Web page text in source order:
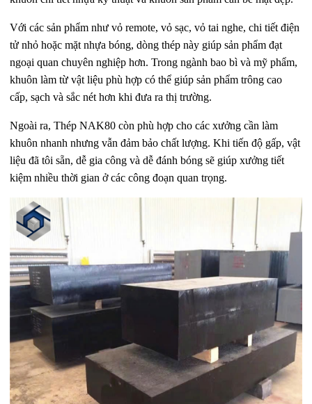
Với các sản phẩm như vỏ remote, vỏ sạc, vỏ tai nghe, chi tiết điện
tử nhỏ hoặc mặt nhựa bóng, dòng thép này giúp sản phẩm đạt
ngoại quan chuyên nghiệp hơn. Trong ngành bao bì và mỹ phẩm,
khuôn làm từ vật liệu phù hợp có thể giúp sản phẩm trông cao
cấp, sạch và sắc nét hơn khi đưa ra thị trường.
Ngoài ra, Thép NAK80 còn phù hợp cho các xưởng cần làm
khuôn nhanh nhưng vẫn đảm bảo chất lượng. Khi tiến độ gấp, vật
liệu đã tôi sẵn, dễ gia công và dễ đánh bóng sẽ giúp xưởng tiết
kiệm nhiều thời gian ở các công đoạn quan trọng.